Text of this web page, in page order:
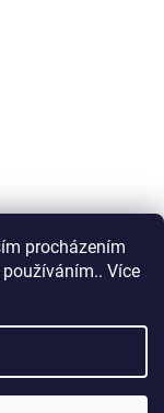
procházením
Více